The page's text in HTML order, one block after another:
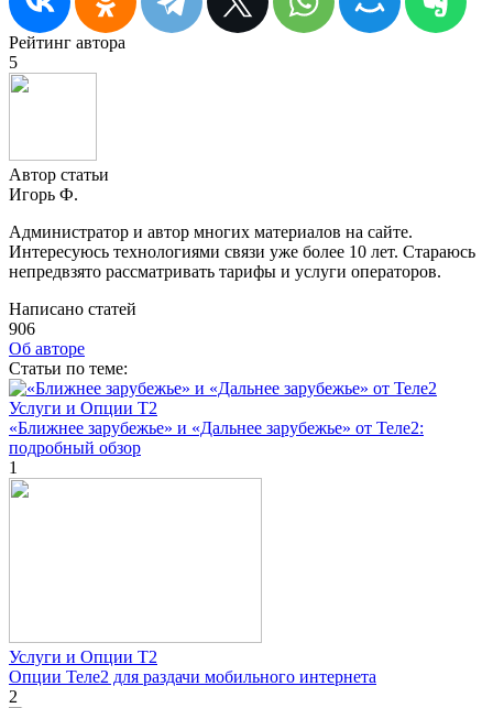
Рейтинг автора
5
Автор статьи
Игорь Ф.
Администратор и автор многих материалов на сайте.
Интересуюсь технологиями связи уже более 10 лет. Стараюсь
непредвзято рассматривать тарифы и услуги операторов.
Написано статей
906
Об авторе
Cтатьи по теме:
Услуги и Опции T2
«Ближнее зарубежье» и «Дальнее зарубежье» от Теле2:
подробный обзор
1
Услуги и Опции T2
Опции Теле2 для раздачи мобильного интернета
2